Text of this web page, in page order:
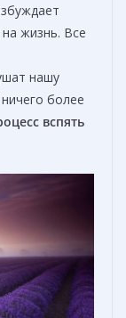
на жизнь. Все
нашу
более
вспять